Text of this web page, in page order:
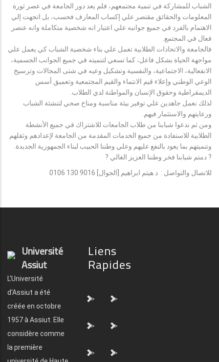
الشباب للمشاركة في تنمية مجتمعهم، فلم يعد دور الجامعة في عصر ثورة
المعلومات والحقائق مقتصر علي إكساب المعارف فحسب، بل اتجهت إلي
الاهتمام بالفرد في جميع جوانبه علي اعتبار انه شخصية متكاملة وانه عنصر
فعال في المجتمع.
فالجامعة والاتحادات الطلابية تعمل علي بناء شخصية الشباب كي يعمل علي
مواجهة الحياة بشكل فاعل، كما تسعي لتنميته في جميع الجوانب الجسمية،
الانفعالية، الاجتماعية، والنفسية وتشكيل وعيه في شتى المجالات وترسيخ
الوعي الوطني وإعلاء قيم الانتماء والقيم المجتمعية وتعميق أسس
الديمقراطية وحقوق الإنسان والمواطنة لدي الطلاب.
لذلك نعمل جاهدين علي توفير بيئة مناسبة ومناخ صحي لتنشئة الشباب
ورعايتهم والاستثمار فيهم.
ومن ثم ندعوا شبابنا من طلاب الجامعات للاشتراك في جميع الأنشطة
الطلابية للاستفادة من جميع الخدمات المقدمة من الجامعة لإعدادهم وثقلهم
وتنميتهم بما يعود بالنفع عليهم وعلي وطننا الحبيب لبناء الجمهورية الجديدة.
? دمتم شبابنا فخر وطننا العزيز الغالي ?
للاتصال والتواصل : د هيثم ابراهيم [الجوال] ‏‪0106 130 9016‬‏
Université
Assiut
L'Université
d'Assiut a été
créée en octobre
1957 à Assiut. Elle
considère comme
la première
Liens
Rapides
"> ">
"> ">
"> ">